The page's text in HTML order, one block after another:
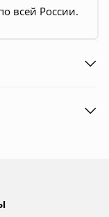
всей России.